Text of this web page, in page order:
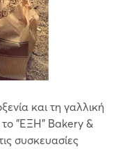
και τη γαλλική
το "ΕΞΗ" Bakery &
συσκευασίες